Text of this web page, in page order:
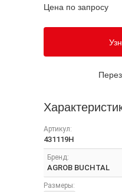
Цена по запросу
Артикул:
431119H
Бренд:
AGROB BUCHTAL
Размеры: